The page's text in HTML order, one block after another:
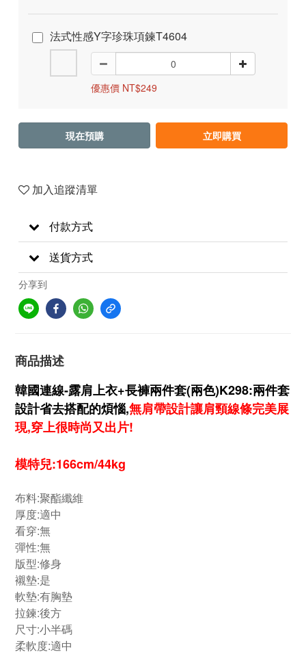
法式性感Y字珍珠項鍊T4604
優惠價 NT$249
現在預購 立即購買
加入追蹤清單
付款方式
送貨方式
分享到
商品描述
韓國連線-露肩上衣+長褲兩件套(兩色)K298:兩件套
設計省去搭配的煩惱,無肩帶設計讓肩頸線條完美展
現,穿上很時尚又出片!
模特兒:166cm/44kg
布料:聚酯纖維
厚度:適中
看穿:無
彈性:無
版型:修身
襯墊:是
軟墊:有胸墊
拉鍊:後方
尺寸:小半碼
柔軟度:適中